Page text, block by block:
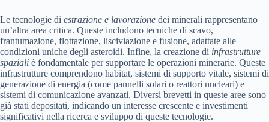
Le tecnologie di estrazione e lavorazione dei minerali rappresentano
un’altra area critica. Queste includono tecniche di scavo,
frantumazione, flottazione, lisciviazione e fusione, adattate alle
condizioni uniche degli asteroidi. Infine, la creazione di infrastrutture
spaziali è fondamentale per supportare le operazioni minerarie. Queste
infrastrutture comprendono habitat, sistemi di supporto vitale, sistemi di
generazione di energia (come pannelli solari o reattori nucleari) e
sistemi di comunicazione avanzati. Diversi brevetti in queste aree sono
già stati depositati, indicando un interesse crescente e investimenti
significativi nella ricerca e sviluppo di queste tecnologie.